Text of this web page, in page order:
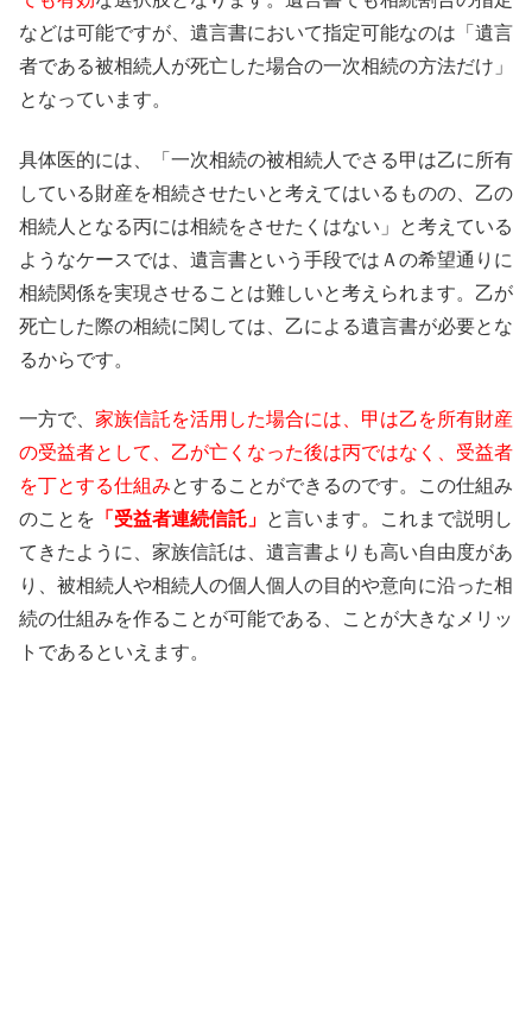
などは可能ですが、遺言書において指定可能なのは「遺言
者である被相続人が死亡した場合の一次相続の方法だけ」
となっています。
具体医的には、「一次相続の被相続人でさる甲は乙に所有
している財産を相続させたいと考えてはいるものの、乙の
相続人となる丙には相続をさせたくはない」と考えている
ようなケースでは、遺言書という手段ではＡの希望通りに
相続関係を実現させることは難しいと考えられます。乙が
死亡した際の相続に関しては、乙による遺言書が必要とな
るからです。
一方で、 家族信託を活用した場合には、甲は乙を所有財産
の受益者として、乙が亡くなった後は丙ではなく、受益者
を丁とする仕組みとすることができるのです。この仕組み
のことを 「受益者連続信託」 と言います。これまで説明し
てきたように、家族信託は、遺言書よりも高い自由度があ
り、被相続人や相続人の個人個人の目的や意向に沿った相
続の仕組みを作ることが可能である、ことが大きなメリッ
トであるといえます。